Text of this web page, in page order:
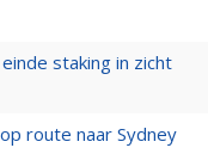
staking in zicht
route naar Sydney